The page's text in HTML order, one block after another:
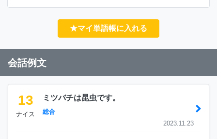
★マイ単語帳に入れる
会話例文
13
ナイス
ミツバチは昆虫です。
総合
2023.11.23